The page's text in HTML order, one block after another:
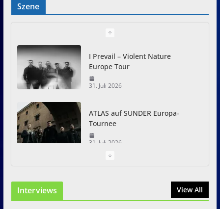
Szene
I Prevail – Violent Nature
Europe Tour
31. Juli 2026
ATLAS auf SUNDER Europa-
Tournee
31. Juli 2026
Zwei Tage Rock und Metal in
Interviews View All